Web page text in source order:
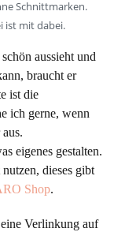
Schnittmarken.
ist mit dabei.
aussieht und
braucht er
ist die
ich gerne, wenn
eigenes gestalten.
dieses gibt
Shop.
Verlinkung auf